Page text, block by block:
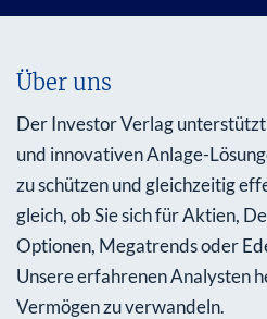
Über uns
Der Investor Verlag
und innovativen Anlage-
zu schützen und gleichzeitig
gleich, ob Sie sich für Aktien,
Optionen, Megatrends oder
Unsere erfahrenen Analysten
Vermögen zu verwandeln.